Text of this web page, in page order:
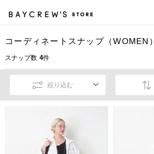
コーディネートスナップ（WOMEN）
スナップ数 4件
絞り込む